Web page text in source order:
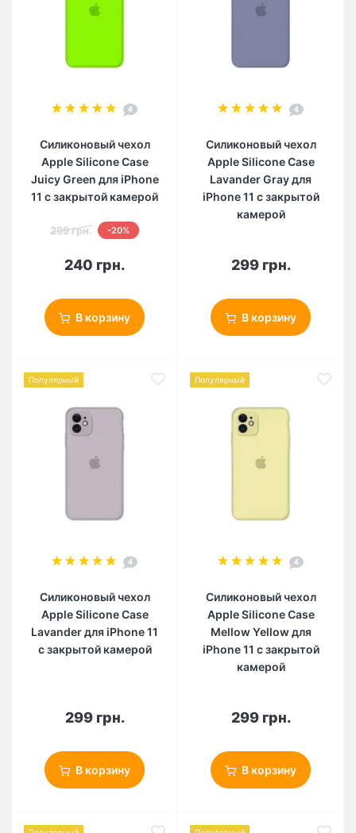
4
Силиконовый чехол
Apple Silicone Case
Juicy Green для iPhone
11 с закрытой камерой
299 грн. -20%
240 грн.
В корзину
4
Силиконовый чехол
Apple Silicone Case
Lavander Gray для
iPhone 11 с закрытой
камерой
299 грн.
В корзину
Популярный
4
Силиконовый чехол
Apple Silicone Case
Lavander для iPhone 11
с закрытой камерой
299 грн.
В корзину
Популярный
4
Силиконовый чехол
Apple Silicone Case
Mellow Yellow для
iPhone 11 с закрытой
камерой
299 грн.
В корзину